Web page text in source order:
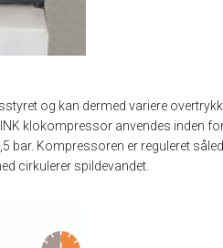
og kan dermed variere
klokompressor anvendes inden
bar. Kompressoren er reguleret
cirkulerer spildevandet.